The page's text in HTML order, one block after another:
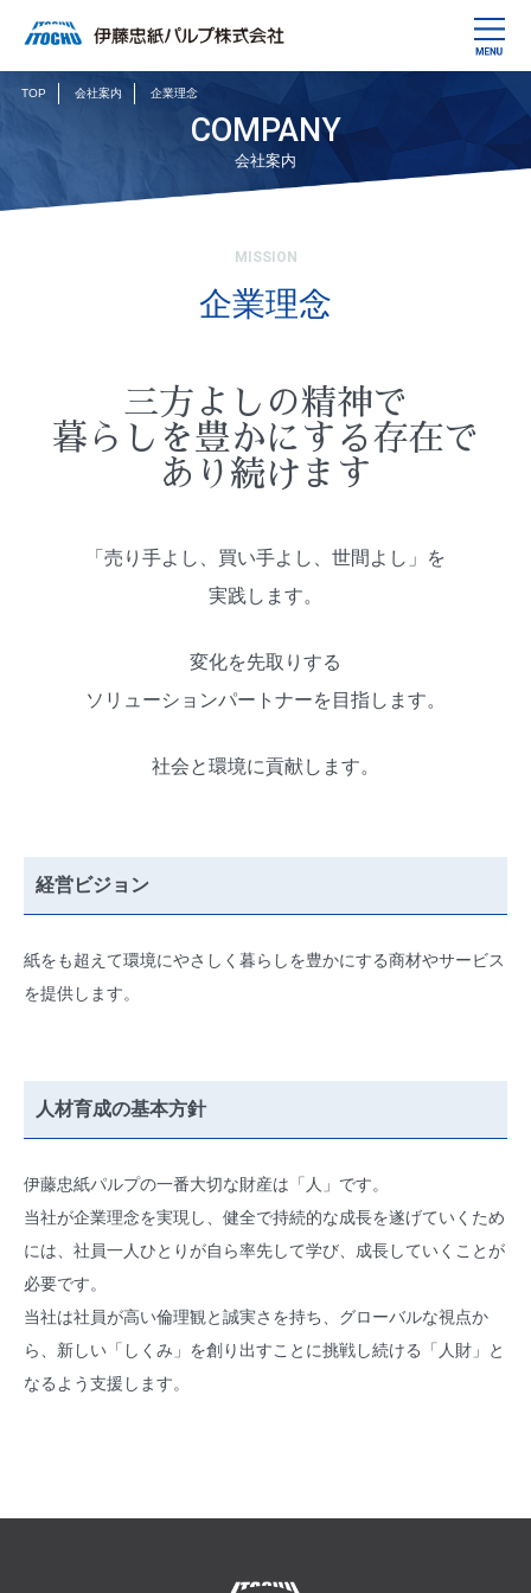
TOP 会社案内 企業理念
COMPANY
会社案内
MISSION
企業理念
三方よしの精神で
暮らしを豊かにする存在で
あり続けます
「売り手よし、買い手よし、世間よし」を
実践します。
変化を先取りする
ソリューションパートナーを目指します。
社会と環境に貢献します。
経営ビジョン
紙をも超えて環境にやさしく暮らしを豊かにする商材やサービス
を提供します。
人材育成の基本方針
伊藤忠紙パルプの一番大切な財産は「人」です。
当社が企業理念を実現し、健全で持続的な成長を遂げていくため
には、社員一人ひとりが自ら率先して学び、成長していくことが
必要です。
当社は社員が高い倫理観と誠実さを持ち、グローバルな視点か
ら、新しい「しくみ」を創り出すことに挑戦し続ける「人財」と
なるよう支援します。